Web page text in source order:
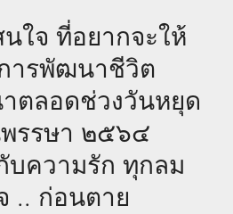
ใจ ที่อยากจะให้
ารพัฒนาชีวิต
ตลอดช่วงวันหยุด
รรษา ๒๕๖๔
บความรัก ทุกลม
.. ก่อนตาย